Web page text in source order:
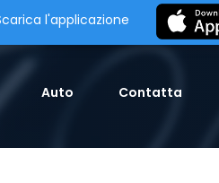
l'applicazione
Auto Contatta